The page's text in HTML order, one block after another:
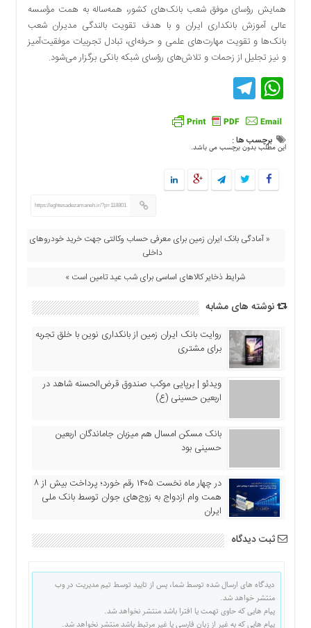
اقتصادی
فرهنگ
بین
یادداشت
چند
یادداشت
همایش رؤسای موفق شعب بانک‌های کشور، همه‌ساله به همت مؤسسه
عالی آموزش بانکداری ایران و با هدف تقویت بالندگی مدیران شعب
بانک‌ها و تقویت مهارت‌های علمی و حرفه‌ای، تبادل تجربیات موفقیت‌آمیز
و نیز تجلیل از زحمات و تلاش‌های رؤسای شبکه بانکی برگزار می‌شود.
WhatsApp
Telegram
برچسب ها :
این مطلب بدون برچسب می باشد.
https://eghtesadezamaneh.ir/?p=118801
« آمادگی بانک ایران زمین برای معرفی حساب وکالتی جهت خرید خودروهای
داخلی
شرایط ذخایر کالاهای اساسی برای شب عید تامین است »
نوشته های مشابه
روایت بانک ایران زمین از بانکداری نوین با خلق تجربه
برای مشتری
ویدئو | برپایی موکب صندوق قرض‌الحسنه شاهد در
اربعین حسینی (ع)
بانک مسکن امسال هم میزبان جاماندگان اربعین
حسینی بود
در چهار ماه نخست ۱۴۰۵ رقم خورد؛ پرداخت بیش از ۸
همت وام ازدواج به زوج‌های جوان توسط بانک ملی
ایران
ثبت دیدگاه
دیدگاه های ارسال شده توسط شما، پس از تایید توسط تیم مدیریت در وب
منتشر خواهد شد.
پیام هایی که حاوی تهمت یا افترا باشد منتشر نخواهد شد.
پیام هایی که به غیر از زبان فارسی یا غیر مرتبط باشد منتشر نخواهد شد.